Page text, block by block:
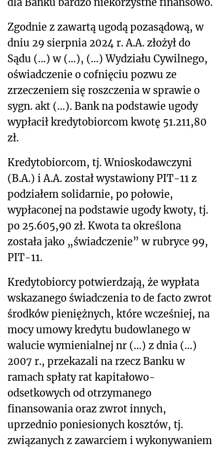
Zgodnie z zawartą ugodą pozasądową, w
dniu 29 sierpnia 2024 r. A.A. złożył do
Sądu (…) w (…), (…) Wydziału Cywilnego,
oświadczenie o cofnięciu pozwu ze
zrzeczeniem się roszczenia w sprawie o
sygn. akt (…). Bank na podstawie ugody
wypłacił kredytobiorcom kwotę 51.211,80
zł.
Kredytobiorcom, tj. Wnioskodawczyni
(B.A.) i A.A. został wystawiony PIT-11 z
podziałem solidarnie, po połowie,
wypłaconej na podstawie ugody kwoty, tj.
po 25.605,90 zł. Kwota ta określona
została jako „świadczenie” w rubryce 99,
PIT-11.
Kredytobiorcy potwierdzają, że wypłata
wskazanego świadczenia to de facto zwrot
środków pieniężnych, które wcześniej, na
mocy umowy kredytu budowlanego w
walucie wymienialnej nr (…) z dnia (…)
2007 r., przekazali na rzecz Banku w
ramach spłaty rat kapitałowo-
odsetkowych od otrzymanego
finansowania oraz zwrot innych,
uprzednio poniesionych kosztów, tj.
związanych z zawarciem i wykonywaniem